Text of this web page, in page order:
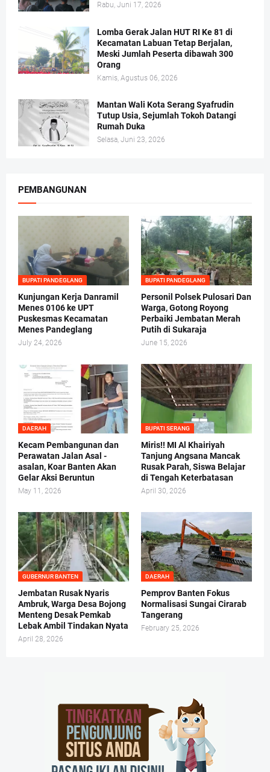
Rabu, Juni 17, 2026
Lomba Gerak Jalan HUT RI Ke 81 di
Kecamatan Labuan Tetap Berjalan,
Meski Jumlah Peserta dibawah 300
Orang
Kamis, Agustus 06, 2026
Mantan Wali Kota Serang Syafrudin
Tutup Usia, Sejumlah Tokoh Datangi
Rumah Duka
Selasa, Juni 23, 2026
PEMBANGUNAN
BUPATI PANDEGLANG
Kunjungan Kerja Danramil
Menes 0106 ke UPT
Puskesmas Kecamatan
Menes Pandeglang
July 24, 2026
BUPATI PANDEGLANG
Personil Polsek Pulosari Dan
Warga, Gotong Royong
Perbaiki Jembatan Merah
Putih di Sukaraja
June 15, 2026
DAERAH
Kecam Pembangunan dan
Perawatan Jalan Asal -
asalan, Koar Banten Akan
Gelar Aksi Beruntun
May 11, 2026
BUPATI SERANG
Miris!! MI Al Khairiyah
Tanjung Angsana Mancak
Rusak Parah, Siswa Belajar
di Tengah Keterbatasan
April 30, 2026
GUBERNUR BANTEN
Jembatan Rusak Nyaris
Ambruk, Warga Desa Bojong
Menteng Desak Pemkab
Lebak Ambil Tindakan Nyata
April 28, 2026
DAERAH
Pemprov Banten Fokus
Normalisasi Sungai Cirarab
Tangerang
February 25, 2026